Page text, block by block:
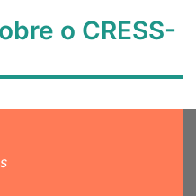
o CRESS-